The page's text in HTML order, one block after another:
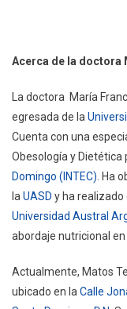
Acerca de la doctora
La doctora María
egresada de la
Cuenta con una
Obesología y Dietética
Domingo (INTEC) . Ha
la UASD y ha realizado
Universidad Austral
abordaje nutricional
Actualmente, Matos
ubicado en la Calle